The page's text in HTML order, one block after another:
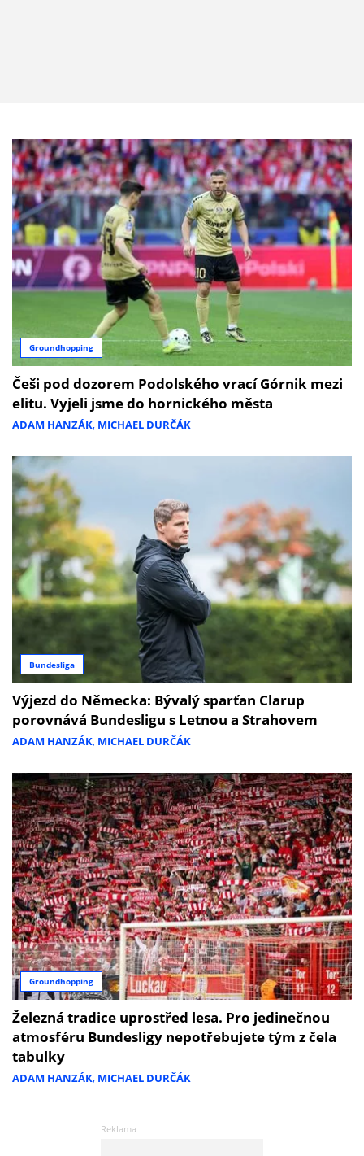
Groundhopping
Češi pod dozorem Podolského vrací Górnik mezi
elitu. Vyjeli jsme do hornického města
ADAM HANZÁK, MICHAEL DURČÁK
Bundesliga
Výjezd do Německa: Bývalý sparťan Clarup
porovnává Bundesligu s Letnou a Strahovem
ADAM HANZÁK, MICHAEL DURČÁK
Groundhopping
Železná tradice uprostřed lesa. Pro jedinečnou
atmosféru Bundesligy nepotřebujete tým z čela
tabulky
ADAM HANZÁK, MICHAEL DURČÁK